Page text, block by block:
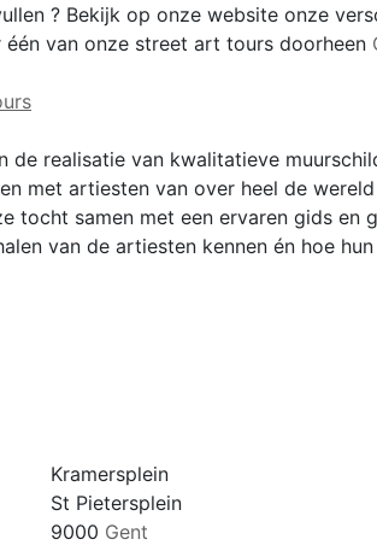
? Bekijk op onze website onze
van onze street art tours doorheen
de realisatie van kwalitatieve
met artiesten van over heel de
tocht samen met een ervaren gids en
van de artiesten kennen én hoe
Kramersplein
St Pietersplein
9000 Gent